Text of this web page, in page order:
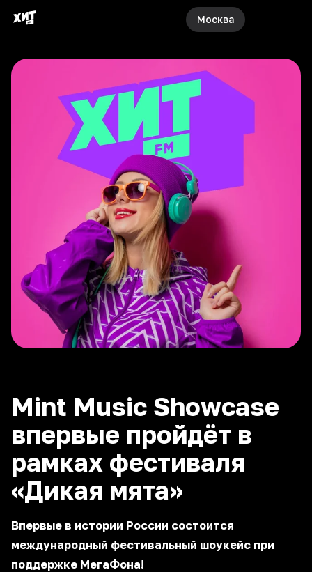
Москва
Mint Music Showcase
впервые пройдёт в
рамках фестиваля
«Дикая мята»
Впервые в истории России состоится
международный фестивальный шоукейс при
поддержке МегаФона!